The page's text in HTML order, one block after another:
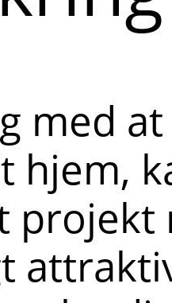
med at
hjem,
projekt